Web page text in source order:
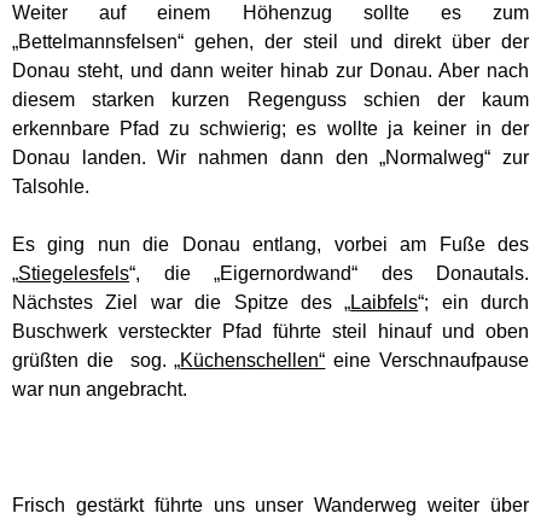
Weiter auf einem Höhenzug sollte es zum
„Bettelmannsfelsen“ gehen, der steil und direkt über der
Donau steht, und dann weiter hinab zur Donau. Aber nach
diesem starken kurzen Regenguss schien der kaum
erkennbare Pfad zu schwierig; es wollte ja keiner in der
Donau landen. Wir nahmen dann den „Normalweg“ zur
Talsohle.
Es ging nun die Donau entlang, vorbei am Fuße des
„Stiegelesfels“, die „Eigernordwand“ des Donautals.
Nächstes Ziel war die Spitze des „Laibfels“; ein durch
Buschwerk versteckter Pfad führte steil hinauf und oben
grüßten die sog. „Küchenschellen“ eine Verschnaufpause
war nun angebracht.
Frisch gestärkt führte uns unser Wanderweg weiter über